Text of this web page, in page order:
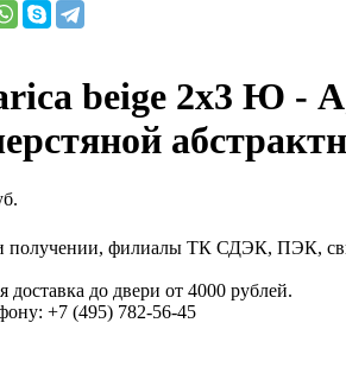
beige 2x3 Ю -
получении, филиалы ТК СДЭК, ПЭК,
до двери от 4000 рублей.
+7 (495) 782-56-45